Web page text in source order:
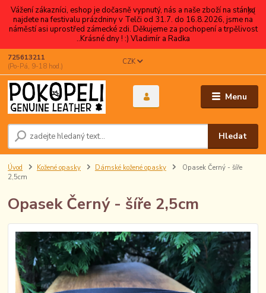
Vážení zákazníci, eshop je dočasně vypnutý, nás a naše zboží na stánku
najdete na festivalu prázdniny v Telči od 31.7. do 16.8.2026, jsme na
náměstí asi uprostřed zámecké zdi. Děkujeme za pochopení a trpělivost
..Krásné dny ! :) Vladimír a Radka
Menu
CZK
Hledat
725613211
(Po-Pá, 9-18 hod.)
Úvod Kožené opasky Dámské kožené opasky
Opasek Černý - šíře
2,5cm
Opasek Černý - šíře 2,5cm